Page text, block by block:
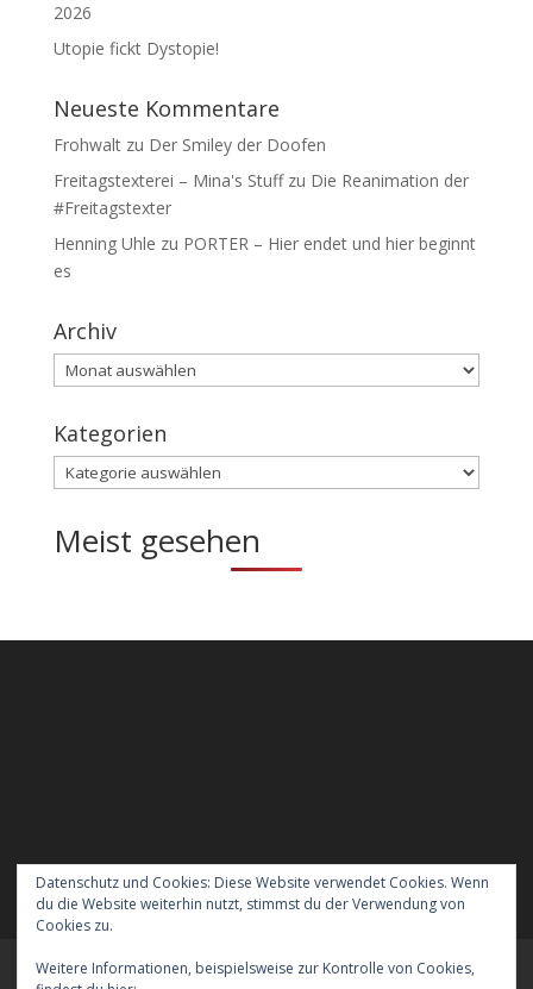
2026
Utopie fickt Dystopie!
Neueste Kommentare
Frohwaltzu Der Smiley der Doofen
Freitagstexterei – Mina's Stuffzu Die Reanimation der
#Freitagstexter
Henning Uhle zu PORTER – Hier endet und hier beginnt
es
Archiv
Archiv
Kategorien
Kategorien
Meist gesehen
Datenschutz und Cookies: Diese Website verwendet Cookies. Wenn
du die Website weiterhin nutzt, stimmst du der Verwendung von
Cookies zu.
Weitere Informationen, beispielsweise zur Kontrolle von Cookies,
Meraner Höhenweg wandern mit Hund